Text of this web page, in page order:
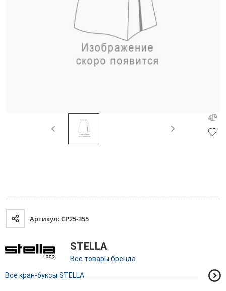
Артикул: CP25-355
STELLA
Все товары бренда
Все кран-буксы STELLA